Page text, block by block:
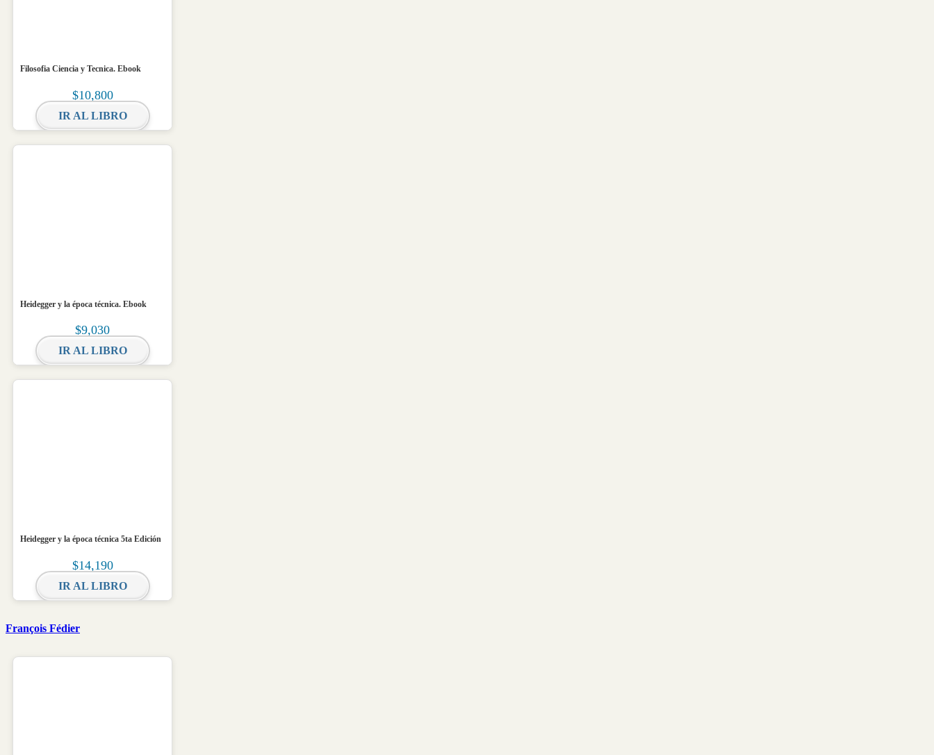
Filosofia Ciencia y Tecnica. Ebook
$10,800
IR AL LIBRO
Heidegger y la época técnica. Ebook
$9,030
IR AL LIBRO
Heidegger y la época técnica 5ta Edición
$14,190
IR AL LIBRO
François Fédier